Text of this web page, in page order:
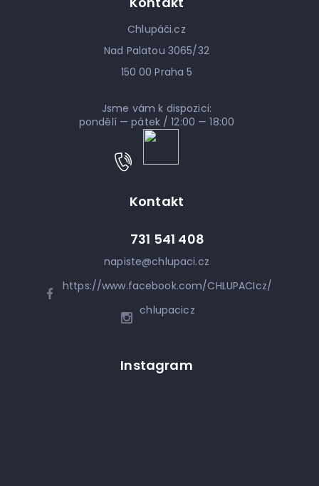
Chlupáči.cz
Nad Palatou 3065/32
150 00 Praha 5
Jsme vám k dispozici:
pondělí — pátek / 12:00 — 18:00
Kontakt
napiste@chlupaci.cz
731 541 408
https://www.facebook.com/CHLUPACIcz/
chlupacicz
Instagram